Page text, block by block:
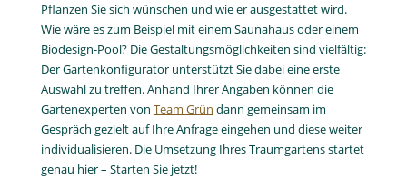
Pflanzen Sie sich wünschen und wie er ausgestattet wird.
Wie wäre es zum Beispiel mit einem Saunahaus oder einem
Biodesign-Pool? Die Gestaltungsmöglichkeiten sind vielfältig:
Der Gartenkonfigurator unterstützt Sie dabei eine erste
Auswahl zu treffen. Anhand Ihrer Angaben können die
Gartenexperten von Team Grün dann gemeinsam im
Gespräch gezielt auf Ihre Anfrage eingehen und diese weiter
individualisieren. Die Umsetzung Ihres Traumgartens startet
genau hier – Starten Sie jetzt!